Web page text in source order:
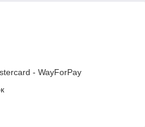
- WayForPay